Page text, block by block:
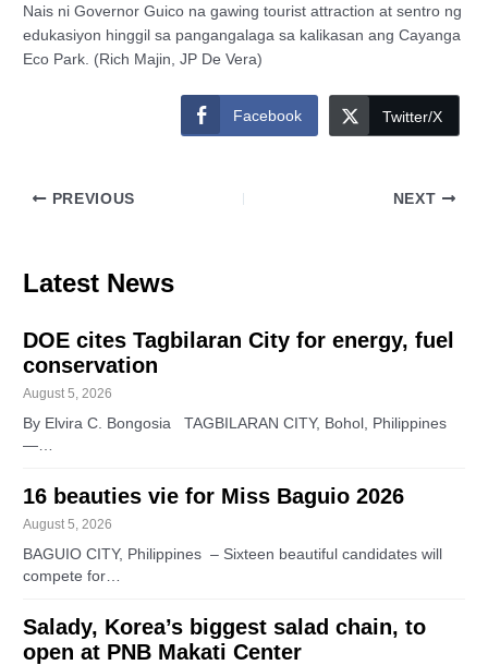
Nais ni Governor Guico na gawing tourist attraction at sentro ng
edukasiyon hinggil sa pangangalaga sa kalikasan ang Cayanga
Eco Park. (Rich Majin, JP De Vera)
Facebook Twitter/X
PREVIOUS NEXT
Latest News
DOE cites Tagbilaran City for energy, fuel
conservation
August 5, 2026
By Elvira C. Bongosia TAGBILARAN CITY, Bohol, Philippines
—…
16 beauties vie for Miss Baguio 2026
August 5, 2026
BAGUIO CITY, Philippines – Sixteen beautiful candidates will
compete for…
Salady, Korea’s biggest salad chain, to
open at PNB Makati Center